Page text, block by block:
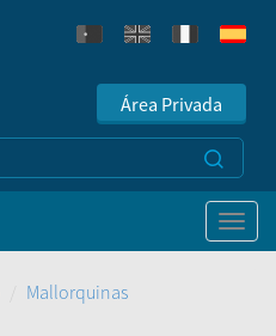
Área Privada
Mallorquinas